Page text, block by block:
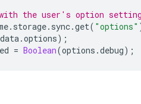
the user's option
. storage. sync.get( "options"
data.options);
= Boolean(options .debug);